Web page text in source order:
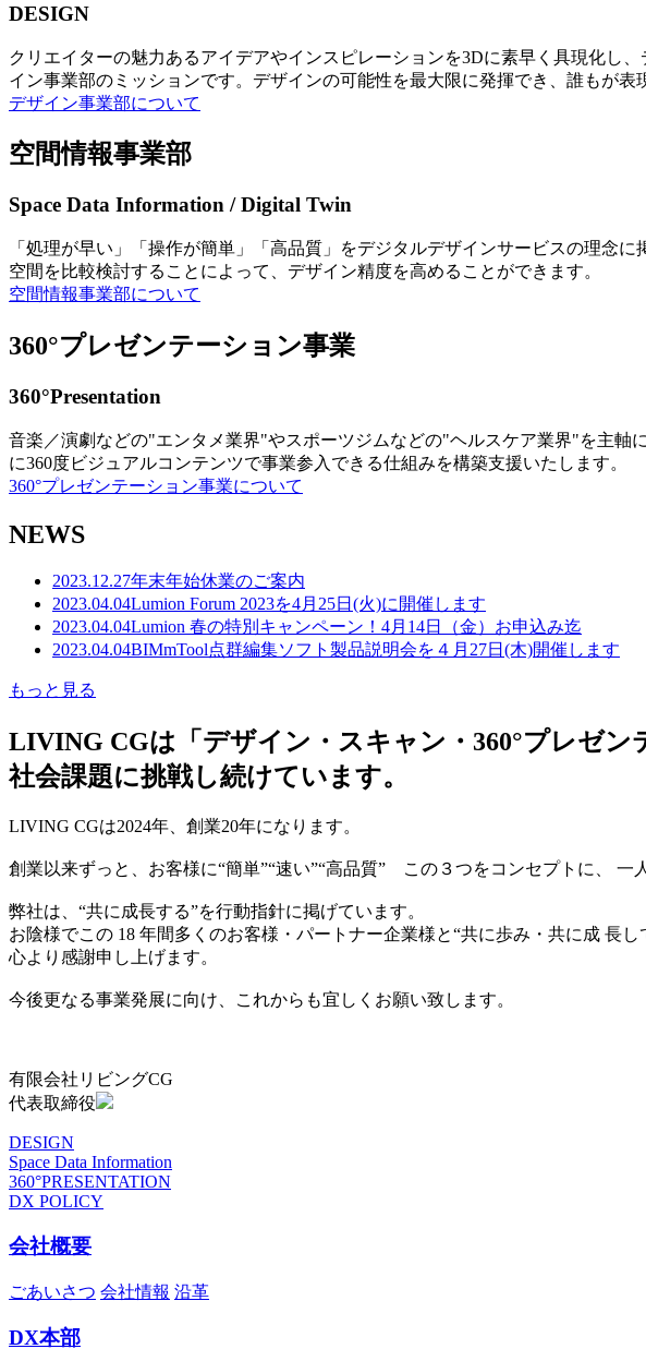
DESIGN
クリエイターの魅力あるアイデアやインスピレーションを3Dに素早く具現化し
イン事業部のミッションです。デザインの可能性を最大限に発揮でき、誰もが表
デザイン事業部について
空間情報事業部
Space Data Information / Digital Twin
「処理が早い」「操作が簡単」「高品質」をデジタルデザインサービスの理念
空間を比較検討することによって、デザイン精度を高めることができます。
空間情報事業部について
360°プレゼンテーション事業
360°Presentation
音楽／演劇などの"エンタメ業界"やスポーツジムなどの"ヘルスケア業界"を主
に360度ビジュアルコンテンツで事業参入できる仕組みを構築支援いたします。
360°プレゼンテーション事業について
NEWS
2023.12.27年末年始休業のご案内
2023.04.04Lumion Forum 2023を4月25日(火)に開催します
2023.04.04Lumion 春の特別キャンペーン！4月14日（金）お申込み迄
2023.04.04BIMmTool点群編集ソフト製品説明会を４月27日(木)開催します
もっと見る
LIVING CGは「デザイン・スキャン・360°プレゼ
社会課題に挑戦し続けています。
LIVING CGは2024年、創業20年になります。
創業以来ずっと、お客様に“簡単”“速い”“高品質” この３つをコンセプトに、 一
弊社は、“共に成長する”を行動指針に掲げています。
お陰様でこの 18 年間多くのお客様・パートナー企業様と“共に歩み・共に成 長し
心より感謝申し上げます。
今後更なる事業発展に向け、これからも宜しくお願い致します。
有限会社リビングCG
代表取締役
DESIGN
Space Data Information
360°PRESENTATION
DX POLICY
会社概要
ごあいさつ 会社情報 沿革
DX本部